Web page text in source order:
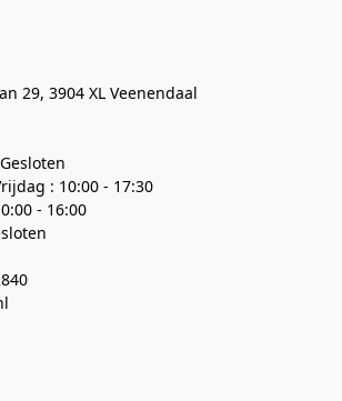
29, 3904 XL Veenendaal
: 10:00 - 17:30
- 16:00